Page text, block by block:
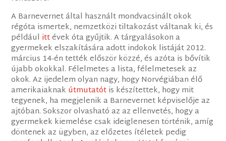
A Barnevernet által használt mondvacsinált okok
régóta ismertek, nemzetközi tiltakozást váltanak ki, és
például ittévek óta gyűjtik. A tárgyalásokon a
gyermekek elszakítására adott indokok listáját 2012.
március 14-én tették először közzé, és azóta is bővítik
újabb okokkal. Félelmetes a lista​, félelmetesek az
okok. ​Az ijedelem olyan nagy, hogy Norvégiában élő
amerikaiaknak útmutatótis készítettek, hogy mit
tegyenek, ha megjelenik a Barnevernet képviselője az
ajtóban. Sokszor olvasható az az ellenvetés, hogy a
gyermekek kiemelése csak ideiglenesen történik, amíg
döntenek az ügyben, az előzetes ítéletek pedig